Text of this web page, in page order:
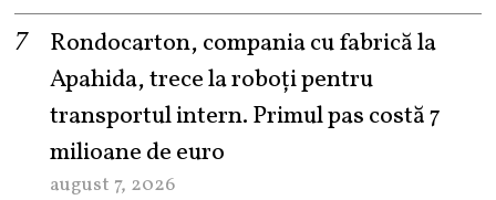
Rondocarton, compania cu fabrică la
Apahida, trece la roboți pentru
transportul intern. Primul pas costă 7
milioane de euro
august 7, 2026